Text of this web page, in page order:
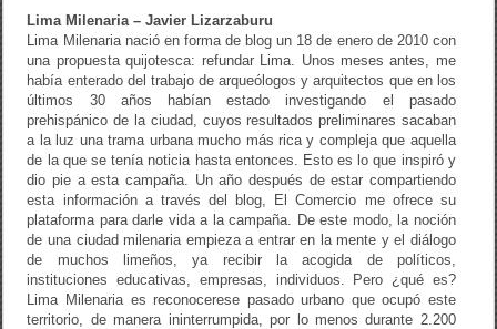
Lima Milenaria – Javier Lizarzaburu
Lima Milenaria nació en forma de blog un 18 de enero de 2010 con
una propuesta quijotesca: refundar Lima. Unos meses antes, me
había enterado del trabajo de arqueólogos y arquitectos que en los
últimos 30 años habían estado investigando el pasado
prehispánico de la ciudad, cuyos resultados preliminares sacaban
a la luz una trama urbana mucho más rica y compleja que aquella
de la que se tenía noticia hasta entonces. Esto es lo que inspiró y
dio pie a esta campaña. Un año después de estar compartiendo
esta información a través del blog, El Comercio me ofrece su
plataforma para darle vida a la campaña. De este modo, la noción
de una ciudad milenaria empieza a entrar en la mente y el diálogo
de muchos limeños, ya recibir la acogida de políticos,
instituciones educativas, empresas, individuos. Pero ¿qué es?
Lima Milenaria es reconocerese pasado urbano que ocupó este
territorio, de manera ininterrumpida, por lo menos durante 2.200